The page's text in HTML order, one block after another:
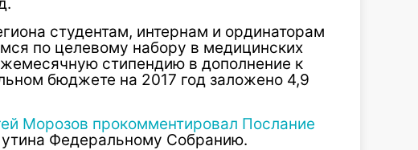
студентам, интернам и ординаторам
по целевому набору в медицинских
стипендию в дополнение к
бюджете на 2017 год заложено 4,9
Морозов прокомментировал Послание
Федеральному Собранию.